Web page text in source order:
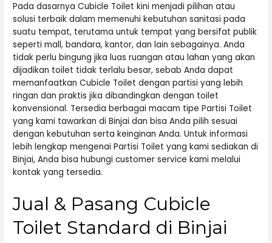
Pada dasarnya Cubicle Toilet kini menjadi pilihan atau
solusi terbaik dalam memenuhi kebutuhan sanitasi pada
suatu tempat, terutama untuk tempat yang bersifat publik
seperti mall, bandara, kantor, dan lain sebagainya. Anda
tidak perlu bingung jika luas ruangan atau lahan yang akan
dijadikan toilet tidak terlalu besar, sebab Anda dapat
memanfaatkan Cubicle Toilet dengan partisi yang lebih
ringan dan praktis jika dibandingkan dengan toilet
konvensional. Tersedia berbagai macam tipe Partisi Toilet
yang kami tawarkan di Binjai dan bisa Anda pilih sesuai
dengan kebutuhan serta keinginan Anda. Untuk informasi
lebih lengkap mengenai Partisi Toilet yang kami sediakan di
Binjai, Anda bisa hubungi customer service kami melalui
kontak yang tersedia.
Jual & Pasang Cubicle
Toilet Standard di Binjai